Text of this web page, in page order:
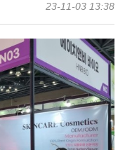
23-11-03 13:38